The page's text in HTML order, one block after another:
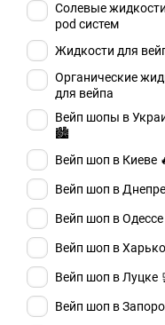
Солевые
pod систем
Жидкости для
Органические
для вейпа
Вейп шопы в
🏙️
Вейп шоп в Киеве
Вейп шоп в Днепре
Вейп шоп в
Вейп шоп в
Вейп шоп в Луцке
Вейп шоп в